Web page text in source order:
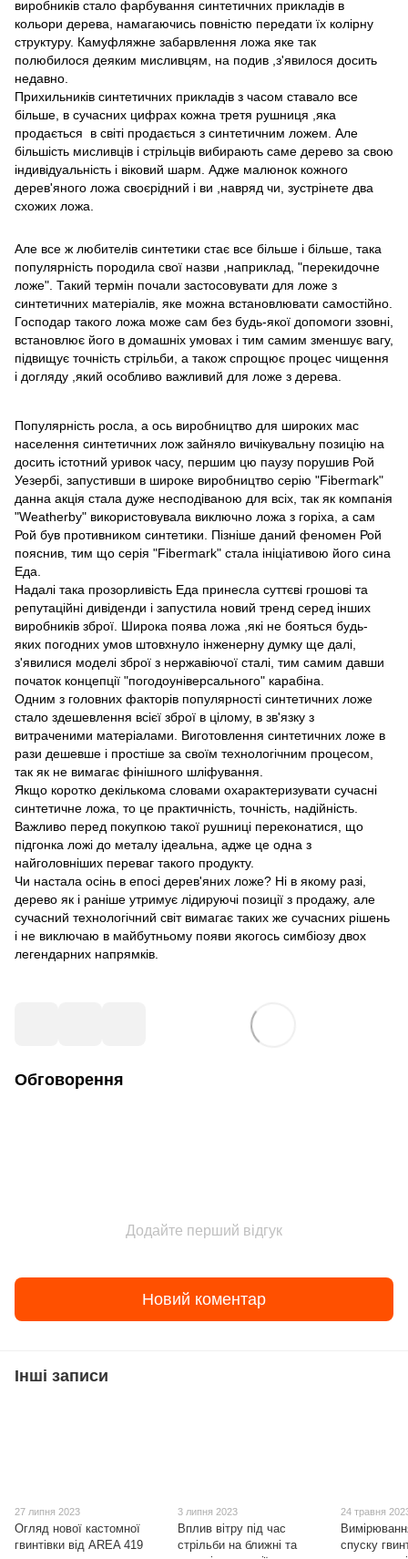
виробників стало фарбування синтетичних прикладів в
кольори дерева, намагаючись повністю передати їх колірну
структуру. Камуфляжне забарвлення ложа яке так
полюбилося деяким мисливцям, на подив ,з'явилося досить
недавно.
Прихильників синтетичних прикладів з часом ставало все
більше, в сучасних цифрах кожна третя рушниця ,яка
продається в світі продається з синтетичним ложем. Але
більшість мисливців і стрільців вибирають саме дерево за свою
індивідуальність і віковий шарм. Адже малюнок кожного
дерев'яного ложа своєрідний і ви ,навряд чи, зустрінете два
схожих ложа.
Але все ж любителів синтетики стає все більше і більше, така
популярність породила свої назви ,наприклад, "перекидочне
ложе". Такий термін почали застосовувати для ложе з
синтетичних матеріалів, яке можна встановлювати самостійно.
Господар такого ложа може сам без будь-якої допомоги ззовні,
встановлює його в домашніх умовах і тим самим зменшує вагу,
підвищує точність стрільби, а також спрощює процес чищення
і догляду ,який особливо важливий для ложе з дерева.
Популярність росла, а ось виробництво для широких мас
населення синтетичних лож зайняло вичікувальну позицію на
досить істотний уривок часу, першим цю паузу порушив Рой
Уезербі, запустивши в широке виробництво серію "Fibermark"
данна акція стала дуже несподіваною для всіх, так як компанія
"Weatherby" використовувала виключно ложа з горіха, а сам
Рой був противником синтетики. Пізніше даний феномен Рой
пояснив, тим що серія "Fibermark" стала ініціативою його сина
Еда.
Надалі така прозорливість Еда принесла суттєві грошові та
репутаційні дивіденди і запустила новий тренд серед інших
виробників зброї. Широка поява ложа ,які не бояться будь-
яких погодних умов штовхнуло інженерну думку ще далі,
з'явилися моделі зброї з нержавіючої сталі, тим самим давши
початок концепції "погодоуніверсального" карабіна.
Одним з головних факторів популярності синтетичних ложе
стало здешевлення всієї зброї в цілому, в зв'язку з
витраченими матеріалами. Виготовлення синтетичних ложе в
рази дешевше і простіше за своїм технологічним процесом,
так як не вимагає фінішного шліфування.
Якщо коротко декількома словами охарактеризувати сучасні
синтетичне ложа, то це практичність, точність, надійність.
Важливо перед покупкою такої рушниці переконатися, що
підгонка ложі до металу ідеальна, адже це одна з
найголовніших переваг такого продукту.
Чи настала осінь в епосі дерев'яних ложе? Ні в якому разі,
дерево як і раніше утримує лідируючі позиції з продажу, але
сучасний технологічний світ вимагає таких же сучасних рішень
і не виключаю в майбутньому появи якогось симбіозу двох
легендарних напрямків.
Обговорення
Додайте перший відгук
Новий коментар
Інші записи
27 липня 2023
Огляд нової кастомної
гвинтівки від AREA 419
3 липня 2023
Вплив вітру під час
стрільби на ближні та
24 травня
спуску